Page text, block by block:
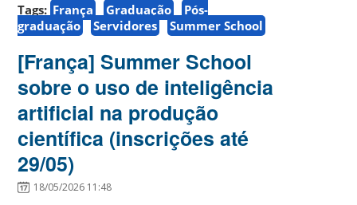
Tags: França Graduação
Pós-
graduação
Servidores Summer School
[França] Summer School
sobre o uso de inteligência
artificial na produção
científica (inscrições até
29/05)
18/05/2026 11:48